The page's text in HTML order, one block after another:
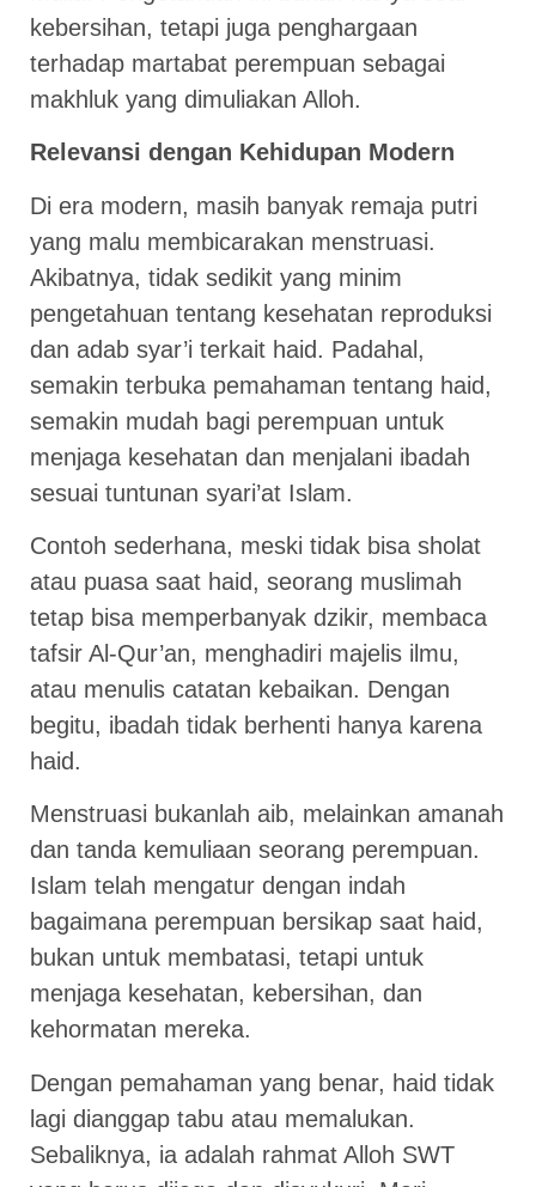
kebersihan, tetapi juga penghargaan
terhadap martabat perempuan sebagai
makhluk yang dimuliakan Alloh.
Relevansi dengan Kehidupan Modern
Di era modern, masih banyak remaja putri
yang malu membicarakan menstruasi.
Akibatnya, tidak sedikit yang minim
pengetahuan tentang kesehatan reproduksi
dan adab syar’i terkait haid. Padahal,
semakin terbuka pemahaman tentang haid,
semakin mudah bagi perempuan untuk
menjaga kesehatan dan menjalani ibadah
sesuai tuntunan syari’at Islam.
Contoh sederhana, meski tidak bisa sholat
atau puasa saat haid, seorang muslimah
tetap bisa memperbanyak dzikir, membaca
tafsir Al-Qur’an, menghadiri majelis ilmu,
atau menulis catatan kebaikan. Dengan
begitu, ibadah tidak berhenti hanya karena
haid.
Menstruasi bukanlah aib, melainkan amanah
dan tanda kemuliaan seorang perempuan.
Islam telah mengatur dengan indah
bagaimana perempuan bersikap saat haid,
bukan untuk membatasi, tetapi untuk
menjaga kesehatan, kebersihan, dan
kehormatan mereka.
Dengan pemahaman yang benar, haid tidak
lagi dianggap tabu atau memalukan.
Sebaliknya, ia adalah rahmat Alloh SWT